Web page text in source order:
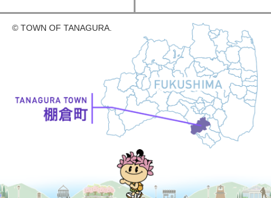
© TOWN OF TANAGURA.